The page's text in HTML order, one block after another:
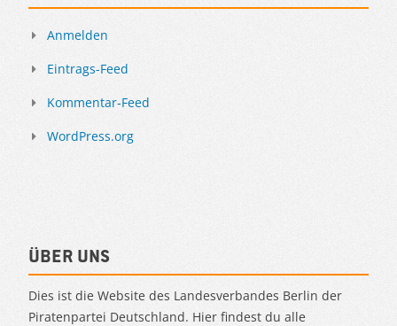
Anmelden
Eintrags-Feed
Kommentar-Feed
WordPress.org
Über uns
Dies ist die Website des Landesverbandes Berlin der
Piratenpartei Deutschland. Hier findest du alle